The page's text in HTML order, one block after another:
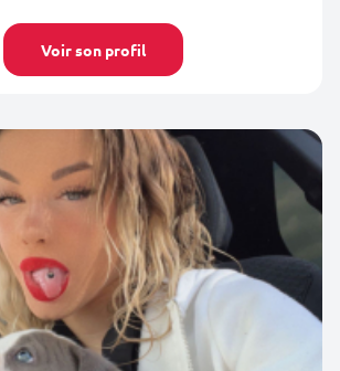
Voir son profil